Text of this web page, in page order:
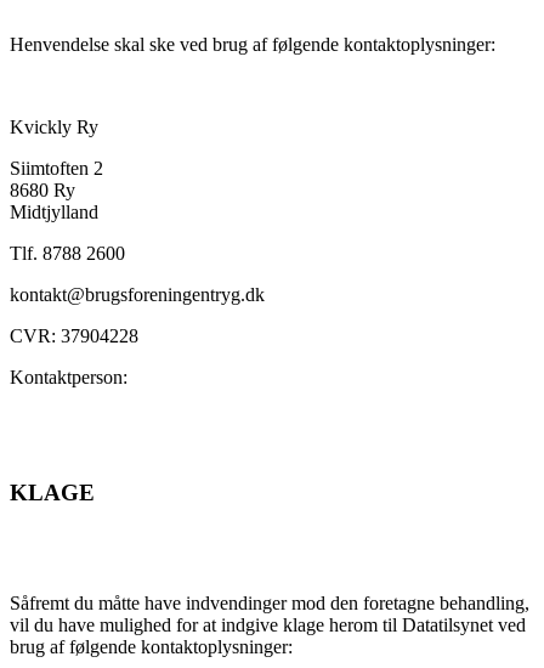
Henvendelse skal ske ved brug af følgende kontaktoplysninger:
Kvickly Ry
Siimtoften 2
8680 Ry
Midtjylland
Tlf. 8788 2600
kontakt@brugsforeningentryg.dk
CVR: 37904228
Kontaktperson:
KLAGE
Såfremt du måtte have indvendinger mod den foretagne behandling,
vil du have mulighed for at indgive klage herom til Datatilsynet ved
brug af følgende kontaktoplysninger: